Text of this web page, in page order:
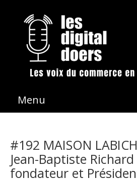
Menu
Les émissions
Conférences & Animation
#192 MAISON
Jean-Baptiste Richard
fondateur et